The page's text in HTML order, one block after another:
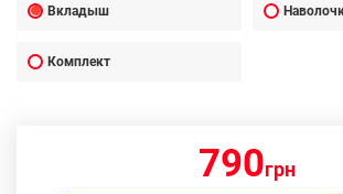
Вкладыш
Комплект
790грн